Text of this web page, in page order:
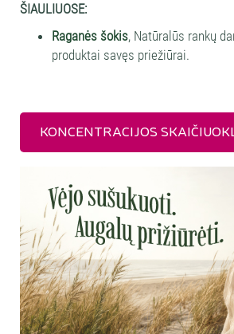
ŠIAULIUOSE:
Raganės šokis, Natūralūs rankų
produktai savęs priežiūrai.
KONCENTRACIJOS